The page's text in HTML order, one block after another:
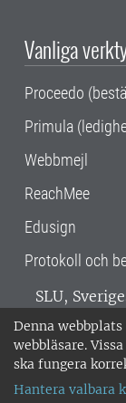
Denna
webbläsare.
ska fungera
Hantera valbara
Vanliga
Proceedo
Primula
Webbmejl
ReachMee
Edusign
Protokoll och
SLU,
Alnarp,
018-67 10